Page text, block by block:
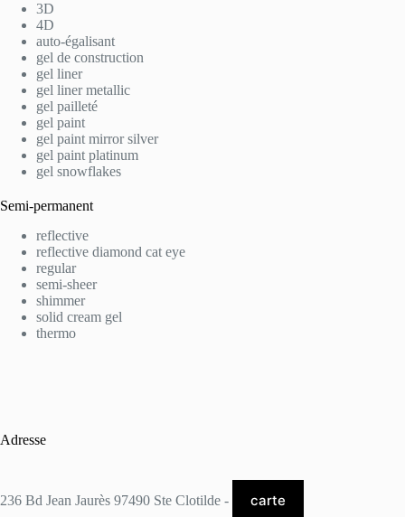
3D
4D
auto-égalisant
gel de construction
gel liner
gel liner metallic
gel pailleté
gel paint
gel paint mirror silver
gel paint platinum
gel snowflakes
Semi-permanent
reflective
reflective diamond cat eye
regular
semi-sheer
shimmer
solid cream gel
thermo
Adresse
236 Bd Jean Jaurès 97490 Ste Clotilde - carte